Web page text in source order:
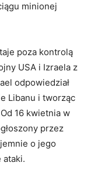
minionej
poza kontrolą
USA i Izraela z
odpowiedział
Libanu i tworząc
16 kwietnia w
przez
o jego
ataki.